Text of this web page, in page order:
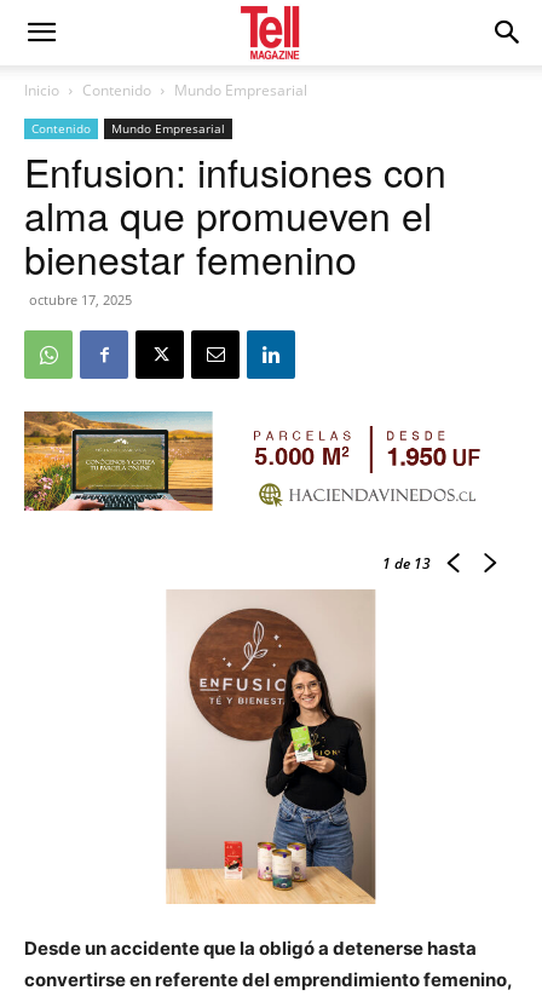
Inicio Contenido Mundo Empresarial
Contenido Mundo Empresarial
Enfusion: infusiones con
alma que promueven el
bienestar femenino
octubre 17, 2025
1 de 13
Desde un accidente que la obligó a detenerse hasta
convertirse en referente del emprendimiento femenino,